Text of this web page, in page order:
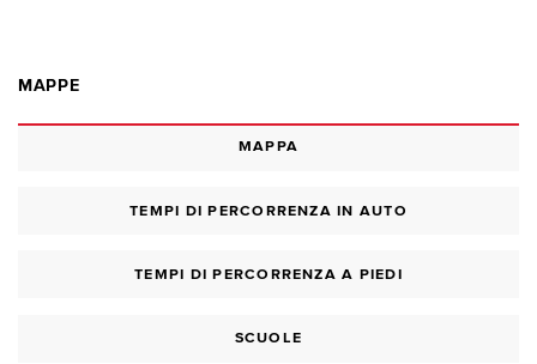
MAPPE
MAPPA
TEMPI DI PERCORRENZA IN AUTO
TEMPI DI PERCORRENZA A PIEDI
SCUOLE